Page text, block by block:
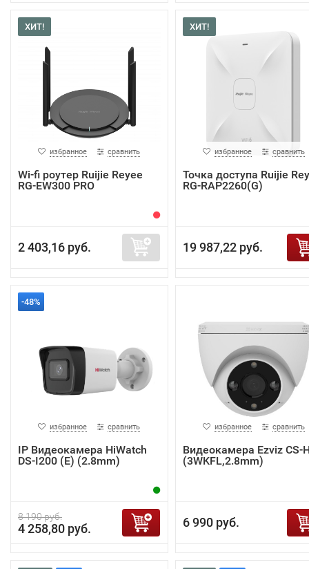
ХИТ!
избранное сравнить
Wi-fi роутер Ruijie Reyee
RG-EW300 PRO
2 403,16 руб.
ХИТ!
избранное сравнить
Точка доступа Ruijie
RG-RAP2260(G)
19 987,22 руб.
-48%
избранное сравнить
IP Видеокамера HiWatch
DS-I200 (E) (2.8mm)
8 190 руб.
4 258,80 руб.
избранное сравнить
Видеокамера Ezviz CS-
(3WKFL,2.8mm)
6 990 руб.